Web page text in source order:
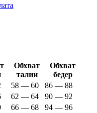
Обхват
талии
Обхват
бедер
58 — 60
86 — 88
62 — 64
90 — 92
66 — 68
94 — 96